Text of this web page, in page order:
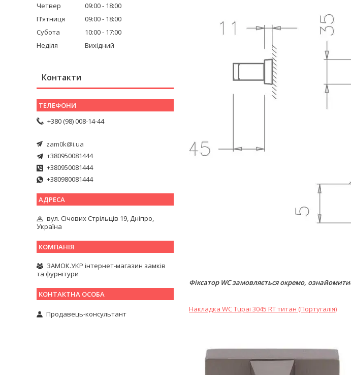
Фіксатор WC замовляється окремо,
Накладка WC Tupai 3045 RT титан (Португалія)
Четвер
09:00
18:00
Пʼятниця
09:00
18:00
Субота
10:00
17:00
Неділя
Вихідний
Контакти
+380 (98) 008-14-44
zam0k@i.ua
+380950081444
+380950081444
+380980081444
вул. Січових Стрільців 19, Дніпро,
Україна
ЗАМОК.УКР інтернет-магазин замків
та фурнітури
Продавець-консультант